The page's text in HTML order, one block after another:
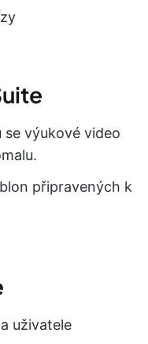
výukové video
připravených k
uživatele